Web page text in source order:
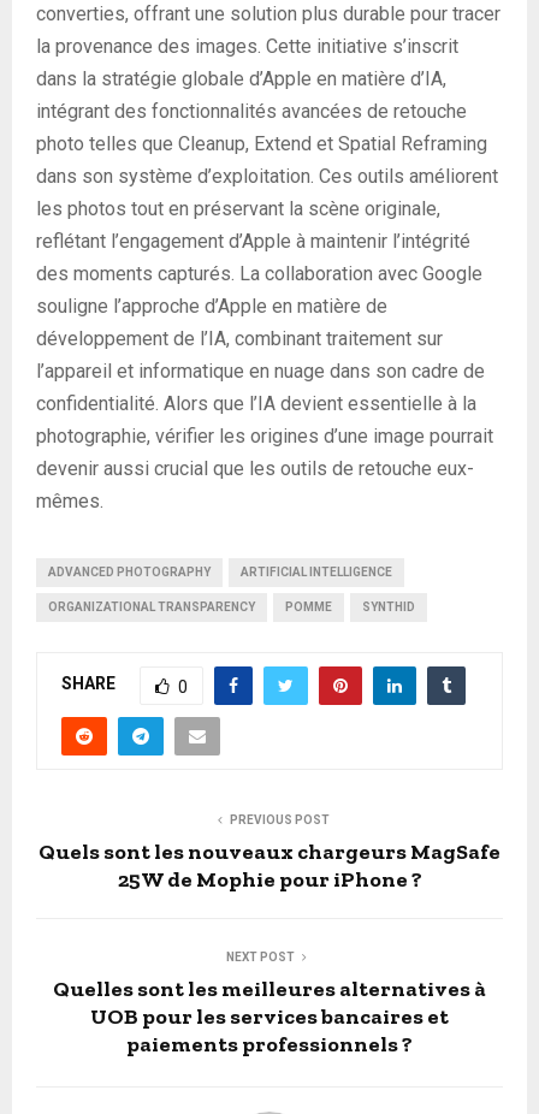
converties, offrant une solution plus durable pour tracer
la provenance des images. Cette initiative s’inscrit
dans la stratégie globale d’Apple en matière d’IA,
intégrant des fonctionnalités avancées de retouche
photo telles que Cleanup, Extend et Spatial Reframing
dans son système d’exploitation. Ces outils améliorent
les photos tout en préservant la scène originale,
reflétant l’engagement d’Apple à maintenir l’intégrité
des moments capturés. La collaboration avec Google
souligne l’approche d’Apple en matière de
développement de l’IA, combinant traitement sur
l’appareil et informatique en nuage dans son cadre de
confidentialité. Alors que l’IA devient essentielle à la
photographie, vérifier les origines d’une image pourrait
devenir aussi crucial que les outils de retouche eux-
mêmes.
ADVANCED PHOTOGRAPHY ARTIFICIAL INTELLIGENCE
ORGANIZATIONAL TRANSPARENCY POMME SYNTHID
SHARE 0
PREVIOUS POST
Quels sont les nouveaux chargeurs MagSafe
25W de Mophie pour iPhone ?
NEXT POST
Quelles sont les meilleures alternatives à
UOB pour les services bancaires et
paiements professionnels ?